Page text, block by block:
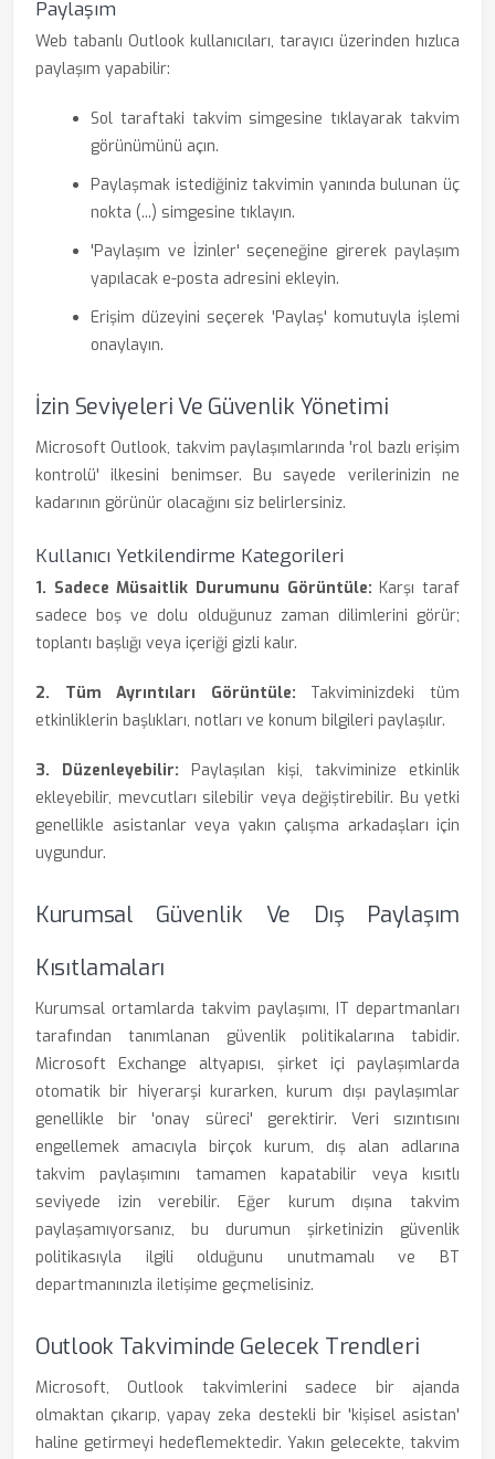
Paylaşım
Web tabanlı Outlook kullanıcıları, tarayıcı üzerinden hızlıca
paylaşım yapabilir:
Sol taraftaki takvim simgesine tıklayarak takvim
görünümünü açın.
Paylaşmak istediğiniz takvimin yanında bulunan üç
nokta (...) simgesine tıklayın.
'Paylaşım ve İzinler' seçeneğine girerek paylaşım
yapılacak e-posta adresini ekleyin.
Erişim düzeyini seçerek 'Paylaş' komutuyla işlemi
onaylayın.
İzin Seviyeleri Ve Güvenlik Yönetimi
Microsoft Outlook, takvim paylaşımlarında 'rol bazlı erişim
kontrolü' ilkesini benimser. Bu sayede verilerinizin ne
kadarının görünür olacağını siz belirlersiniz.
Kullanıcı Yetkilendirme Kategorileri
1. Sadece Müsaitlik Durumunu Görüntüle: Karşı taraf
sadece boş ve dolu olduğunuz zaman dilimlerini görür;
toplantı başlığı veya içeriği gizli kalır.
2. Tüm Ayrıntıları Görüntüle: Takviminizdeki tüm
etkinliklerin başlıkları, notları ve konum bilgileri paylaşılır.
3. Düzenleyebilir: Paylaşılan kişi, takviminize etkinlik
ekleyebilir, mevcutları silebilir veya değiştirebilir. Bu yetki
genellikle asistanlar veya yakın çalışma arkadaşları için
uygundur.
Kurumsal Güvenlik Ve Dış Paylaşım
Kısıtlamaları
Kurumsal ortamlarda takvim paylaşımı, IT departmanları
tarafından tanımlanan güvenlik politikalarına tabidir.
Microsoft Exchange altyapısı, şirket içi paylaşımlarda
otomatik bir hiyerarşi kurarken, kurum dışı paylaşımlar
genellikle bir 'onay süreci' gerektirir. Veri sızıntısını
engellemek amacıyla birçok kurum, dış alan adlarına
takvim paylaşımını tamamen kapatabilir veya kısıtlı
seviyede izin verebilir. Eğer kurum dışına takvim
paylaşamıyorsanız, bu durumun şirketinizin güvenlik
politikasıyla ilgili olduğunu unutmamalı ve BT
departmanınızla iletişime geçmelisiniz.
Outlook Takviminde Gelecek Trendleri
Microsoft, Outlook takvimlerini sadece bir ajanda
olmaktan çıkarıp, yapay zeka destekli bir 'kişisel asistan'
haline getirmeyi hedeflemektedir. Yakın gelecekte, takvim